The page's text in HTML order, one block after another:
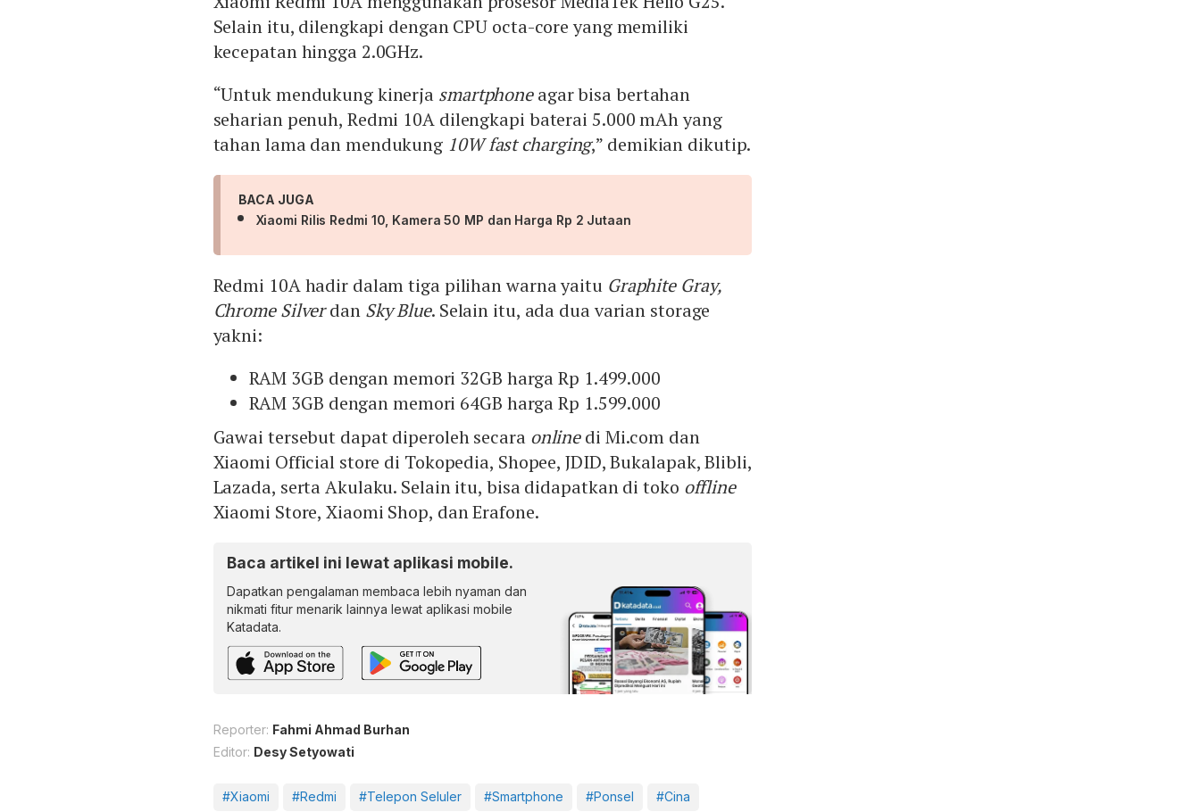
Selain itu, dilengkapi dengan CPU octa-core yang memiliki
kecepatan hingga 2.0GHz.
“Untuk mendukung kinerja smartphoneagar bisa bertahan
seharian penuh, Redmi 10A dilengkapi baterai 5.000 mAh yang
tahan lama dan mendukung 10W fast charging,” demikian dikutip.
BACA JUGA
Xiaomi Rilis Redmi 10, Kamera 50 MP dan Harga Rp 2 Jutaan
Redmi 10A hadir dalam tiga pilihan warna yaitu Graphite Gray,
Chrome Silverdan Sky Blue. Selain itu, ada dua varian storage
yakni:
RAM 3GB dengan memori 32GB harga Rp 1.499.000
RAM 3GB dengan memori 64GB harga Rp 1.599.000
Gawai tersebut dapat diperoleh secara onlinedi Mi.com dan
Xiaomi Official store di Tokopedia, Shopee, JDID, Bukalapak, Blibli,
Lazada, serta Akulaku. Selain itu, bisa didapatkan di toko offline
Xiaomi Store, Xiaomi Shop, dan Erafone.
Baca artikel ini lewat aplikasi mobile.
Dapatkan pengalaman membaca lebih nyaman dan
nikmati fitur menarik lainnya lewat aplikasi mobile
Katadata.
Reporter: Fahmi Ahmad Burhan
Editor: Desy Setyowati
#Xiaomi #Redmi #Telepon Seluler #Smartphone #Ponsel #Cina